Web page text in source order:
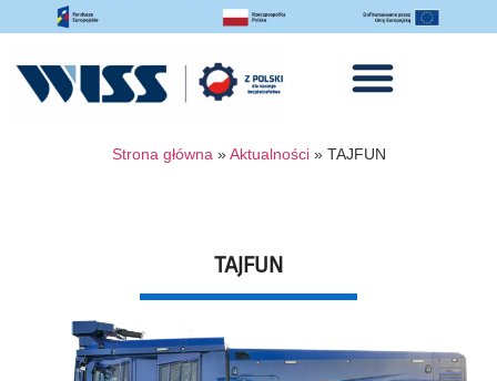
Strona główna » Aktualności» TAJFUN
TAJFUN